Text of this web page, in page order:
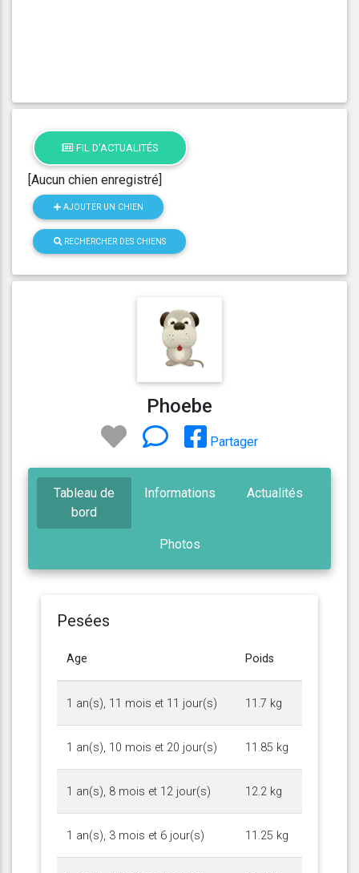
FIL D'ACTUALITÉS
[Aucun chien enregistré]
AJOUTER UN CHIEN
RECHERCHER DES CHIENS
Phoebe
Partager
Tableau de
bord
Informations Actualités
Photos
Pesées
Age Poids
1 an(s), 11 mois et 11 jour(s) 11.7 kg
1 an(s), 10 mois et 20 jour(s) 11.85 kg
1 an(s), 8 mois et 12 jour(s) 12.2 kg
1 an(s), 3 mois et 6 jour(s) 11.25 kg